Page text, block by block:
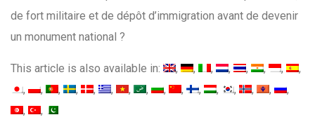
de fort militaire et de dépôt d’immigration avant de devenir
un monument national ?
This article is also available in: